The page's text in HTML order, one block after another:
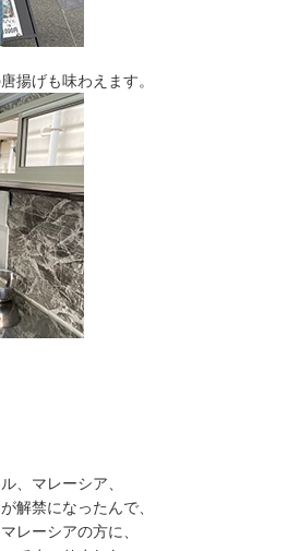
揚げも味わえます。
、マレーシア、
禁になったんで、
ーシアの方に、